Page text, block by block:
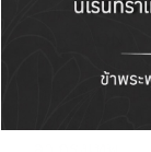
“MICHELIN
THAILAND
ในวันที่ 13 ธัน